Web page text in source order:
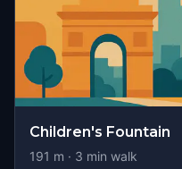
Children's Fountain
191 m · 3 min walk